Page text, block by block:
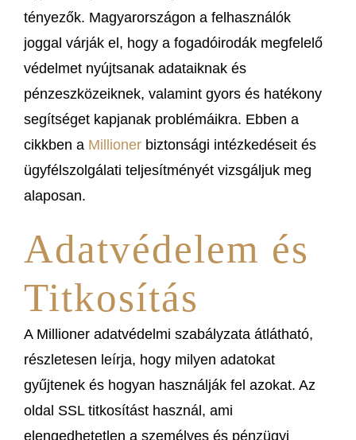
tényezők. Magyarországon a felhasználók
joggal várják el, hogy a fogadóirodák megfelelő
védelmet nyújtsanak adataiknak és
pénzeszközeiknek, valamint gyors és hatékony
segítséget kapjanak problémáikra. Ebben a
cikkben a Millioner biztonsági intézkedéseit és
ügyfélszolgálati teljesítményét vizsgáljuk meg
alaposan.
Adatvédelem és
Titkosítás
A Millioner adatvédelmi szabályzata átlátható,
részletesen leírja, hogy milyen adatokat
gyűjtenek és hogyan használják fel azokat. Az
oldal SSL titkosítást használ, ami
elengedhetetlen a személyes és pénzügyi